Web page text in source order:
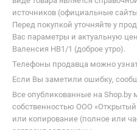
источников (официальные
Перед покупкой уточняйте у
Вас параметры и актуальную
Валенсия НВ1/1 (доброе утро).
Телефоны продавца можно
Если Вы заметили ошибку,
Все опубликованные на Shop.by
собственностью ООО
или копирование (полное или